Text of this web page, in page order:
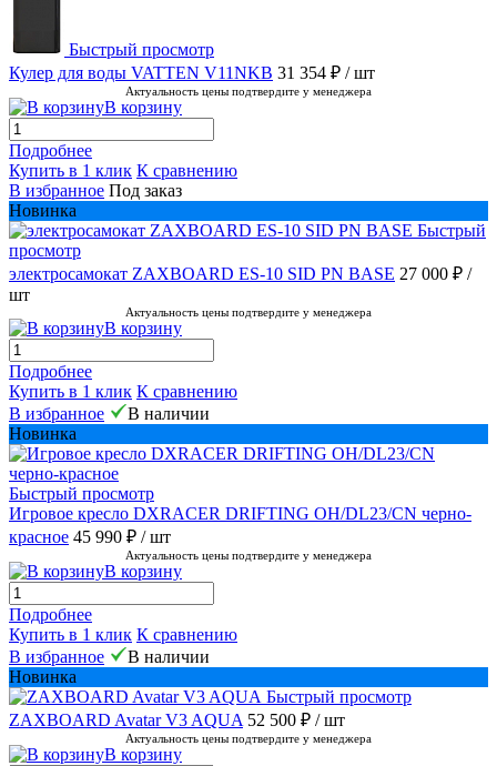
Быстрый просмотр
Кулер для воды VATTEN V11NKB 31 354 ₽ / шт
Актуальность цены подтвердите у менеджера
В корзину
Подробнее
Купить в 1 клик К сравнению
В избранное Под заказ
Новинка
Быстрый
просмотр
электросамокат ZAXBOARD ES-10 SID PN BASE 27 000 ₽ /
шт
Актуальность цены подтвердите у менеджера
В корзину
Подробнее
Купить в 1 клик К сравнению
В избранное
В наличии
Новинка
Быстрый просмотр
Игровое кресло DXRACER DRIFTING OH/DL23/CN черно-
красное 45 990 ₽ / шт
Актуальность цены подтвердите у менеджера
В корзину
Подробнее
Купить в 1 клик К сравнению
В избранное
В наличии
Новинка
Быстрый просмотр
ZAXBOARD Avatar V3 AQUA 52 500 ₽ / шт
Актуальность цены подтвердите у менеджера
В корзину